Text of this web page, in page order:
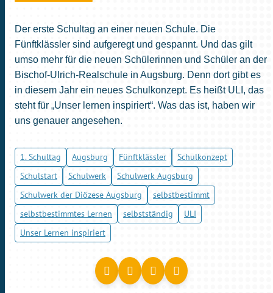
Der erste Schultag an einer neuen Schule. Die
Fünftklässler sind aufgeregt und gespannt. Und das gilt
umso mehr für die neuen Schülerinnen und Schüler an der
Bischof-Ulrich-Realschule in Augsburg. Denn dort gibt es
in diesem Jahr ein neues Schulkonzept. Es heißt ULI, das
steht für „Unser lernen inspiriert“. Was das ist, haben wir
uns genauer angesehen.
1. Schultag Augsburg Fünftklässler
Schulkonzept
Schulstart
Schulwerk
Schulwerk Augsburg
Schulwerk der Diözese Augsburg
selbstbestimmt
selbstbestimmtes Lernen
selbstständig
ULI
Unser Lernen inspiriert